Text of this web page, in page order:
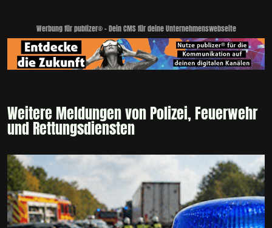
Werbung für publizer® - Dein CMS für deine Unternehmenswebseite
Weitere Meldungen von Polizei, Feuerwehr
und Rettungsdiensten